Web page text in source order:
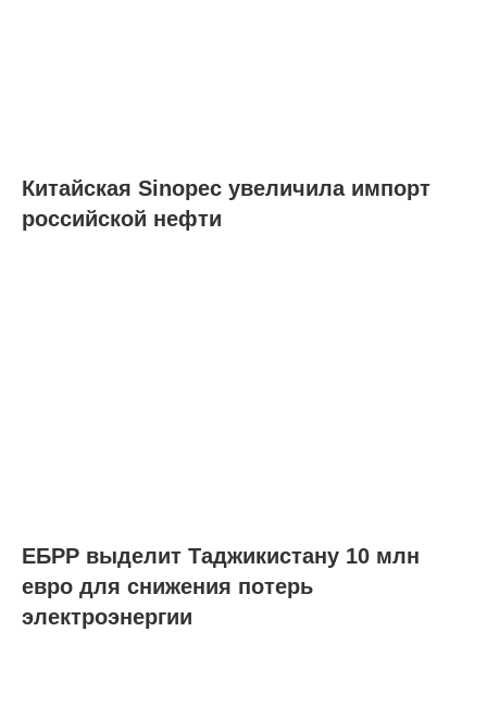
Китайская Sinopec увеличила импорт
российской нефти
ЕБРР выделит Таджикистану 10 млн
евро для снижения потерь
электроэнергии